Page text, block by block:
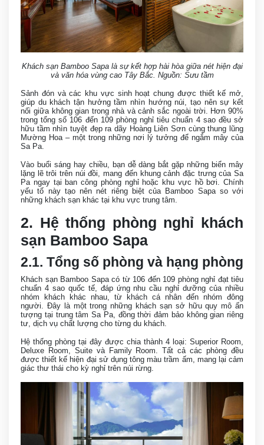
Khách sạn Bamboo Sapa là sự kết hợp hài hòa giữa nét hiện đại
và văn hóa vùng cao Tây Bắc. Nguồn: Sưu tầm
Sảnh đón và các khu vực sinh hoạt chung được thiết kế mở,
giúp du khách tận hưởng tầm nhìn hướng núi, tạo nên sự kết
nối giữa không gian trong nhà và cảnh sắc ngoài trời. Hơn 90%
trong tổng số 106 đến 109 phòng nghỉ tiêu chuẩn 4 sao đều sở
hữu tầm nhìn tuyệt đẹp ra dãy Hoàng Liên Sơn cùng thung lũng
Mường Hoa – một trong những nơi lý tưởng để ngắm mây của
Sa Pa.
Vào buổi sáng hay chiều, bạn dễ dàng bắt gặp những biển mây
lặng lẽ trôi trên núi đồi, mang đến khung cảnh đặc trưng của Sa
Pa ngay tại ban công phòng nghỉ hoặc khu vực hồ bơi. Chính
yếu tố này tạo nên nét riêng biệt của Bamboo Sapa so với
những khách sạn khác tại khu vực trung tâm.
2. Hệ thống phòng nghỉ khách
sạn Bamboo Sapa
2.1. Tổng số phòng và hạng phòng
Khách sạn Bamboo Sapa có từ 106 đến 109 phòng nghỉ đạt tiêu
chuẩn 4 sao quốc tế, đáp ứng nhu cầu nghỉ dưỡng của nhiều
nhóm khách khác nhau, từ khách cá nhân đến nhóm đông
người. Đây là một trong những khách sạn sở hữu quy mô ấn
tượng tại trung tâm Sa Pa, đồng thời đảm bảo không gian riêng
tư, dịch vụ chất lượng cho từng du khách.
Hệ thống phòng tại đây được chia thành 4 loại: Superior Room,
Deluxe Room, Suite và Family Room. Tất cả các phòng đều
được thiết kế hiện đại sử dụng tông màu trầm ấm, mang lại cảm
giác thư thái cho kỳ nghỉ trên núi rừng.